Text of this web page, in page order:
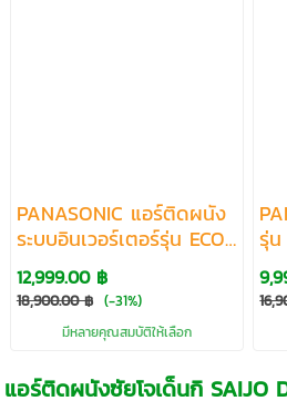
PANASONIC แอร์ติดผนัง
ระบบอินเวอร์เตอร์รุ่น ECO
INVERTER R32 ขนาด
9514-24087 BTU
12,999.00 ฿
18,900.00 ฿ (-31%)
มีหลายคุณสมบัติให้เลือก
รุ่น
แอร์ติดผนังซัยโจเด็นกิ SAIJO